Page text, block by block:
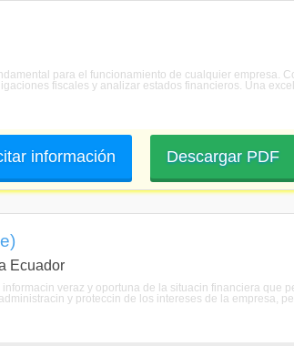
para el funcionamiento de cualquier empresa.
fiscales y analizar estados financieros. Una
Descargar PDF
información
Ecuador
veraz y oportuna de la situacin financiera que
y proteccin de los intereses de la empresa,